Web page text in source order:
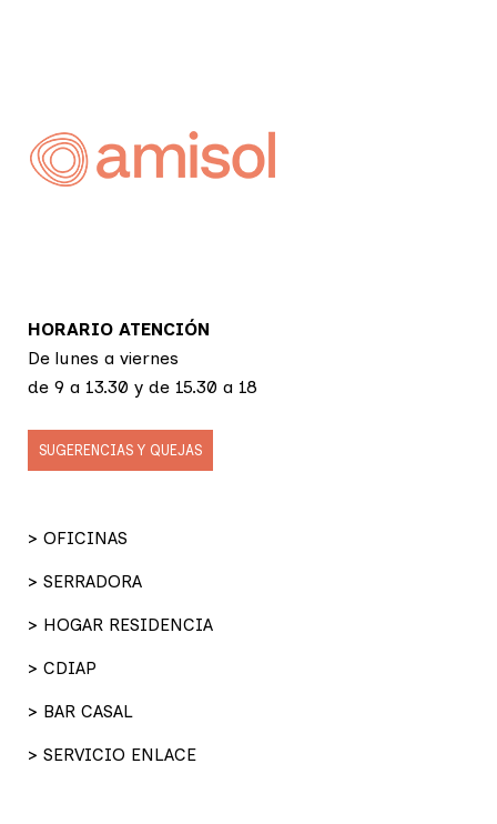
HORARIO ATENCIÓN
De lunes a viernes
de 9 a 13.30 y de 15.30 a 18
SUGERENCIAS Y QUEJAS
> OFICINAS
> SERRADORA
> HOGAR RESIDENCIA
> CDIAP
> BAR CASAL
> SERVICIO ENLACE